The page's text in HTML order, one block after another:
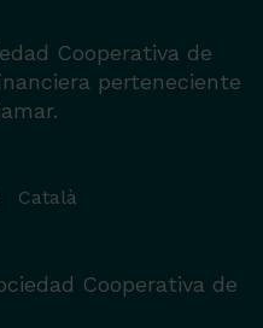
Cooperativa de
perteneciente
Català
Cooperativa de